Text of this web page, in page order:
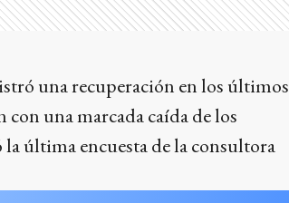
una recuperación en los últimos
con una marcada caída de los
última encuesta de la consultora